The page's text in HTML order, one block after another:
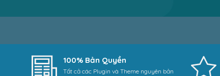
100% Bản Quyền
Tất cả các Plugin và Theme nguyên bản